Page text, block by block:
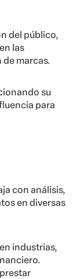
del público,
las
marcas.
su
para
con análisis,
en diversas
industrias,